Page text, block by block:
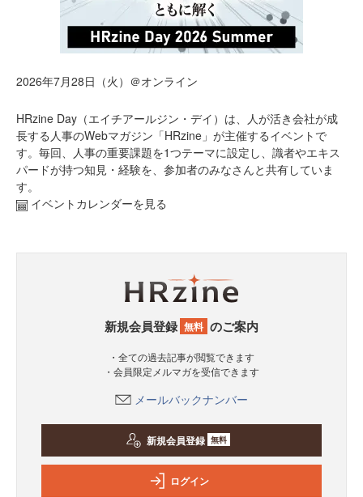
2026年7月28日（火）＠オンライン
HRzine Day（エイチアールジン・デイ）は、人が活き会社が成
長する人事のWebマガジン「HRzine」が主催するイベントで
す。毎回、人事の重要課題を1つテーマに設定し、識者やエキス
パードが持つ知見・経験を、参加者のみなさんと共有していま
す。
イベントカレンダーを見る
新規会員登録 無料 のご案内
・全ての過去記事が閲覧できます
・会員限定メルマガを受信できます
メールバックナンバー
新規会員登録 無料
ログイン